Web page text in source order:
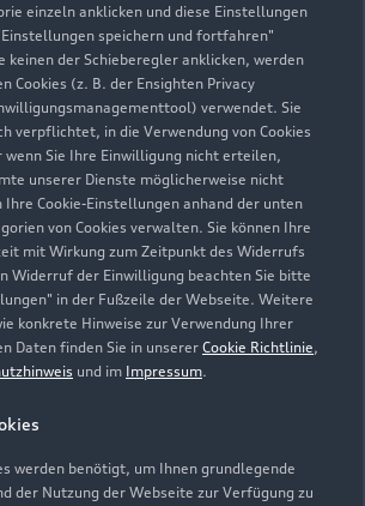
einzeln anklicken und diese Einstellungen
speichern und fortfahren"
keinen der Schieberegler anklicken, werden
Cookies (z. B. der Ensighten Privacy
verwendet. Sie
verpflichtet, in die Verwendung von Cookies
Sie Ihre Einwilligung nicht erteilen,
unserer Dienste möglicherweise nicht
Ihre Cookie-Einstellungen anhand der unten
von Cookies verwalten. Sie können Ihre
mit Wirkung zum Zeitpunkt des Widerrufs
Widerruf der Einwilligung beachten Sie bitte
in der Fußzeile der Webseite. Weitere
konkrete Hinweise zur Verwendung Ihrer
Daten finden Sie in unserer Cookie Richtlinie,
und im Impressum.
werden benötigt, um Ihnen grundlegende
der Nutzung der Webseite zur Verfügung zu
Zurück nach oben